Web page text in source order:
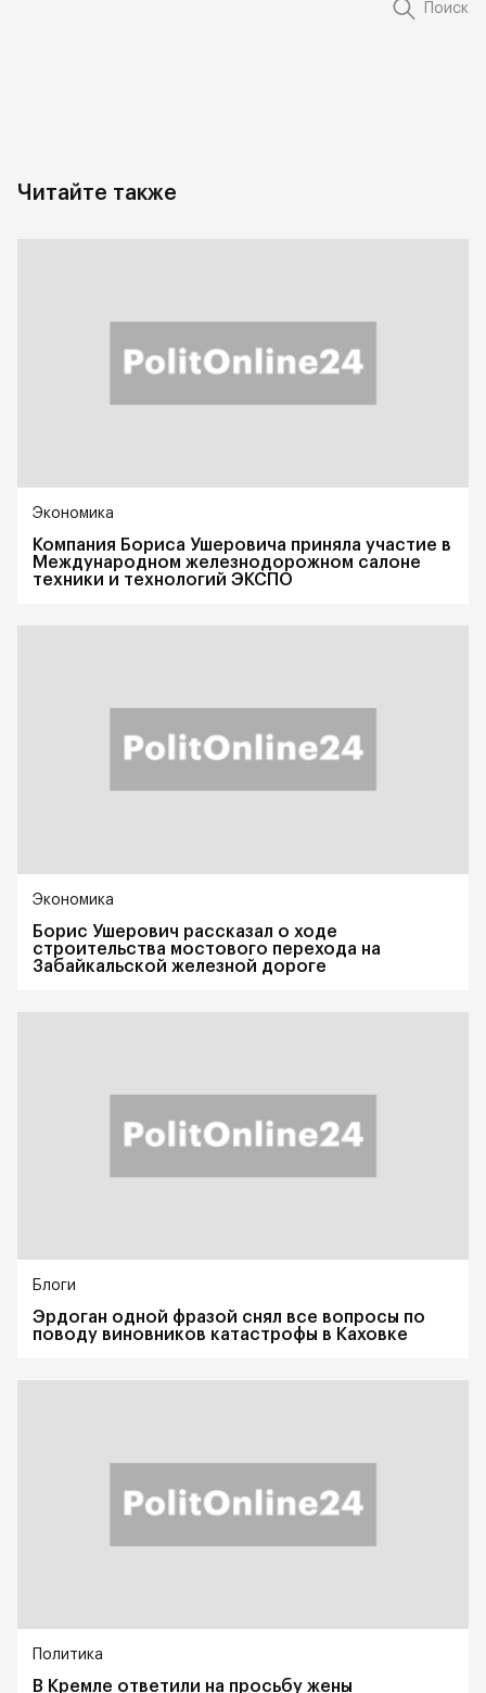
Поиск
Читайте также
Экономика
Компания Бориса Ушеровича приняла участие в
Международном железнодорожном салоне
техники и технологий ЭКСПО
Экономика
Борис Ушерович рассказал о ходе
строительства мостового перехода на
Забайкальской железной дороге
Блоги
Эрдоган одной фразой снял все вопросы по
поводу виновников катастрофы в Каховке
Политика
В Кремле ответили на просьбу жены